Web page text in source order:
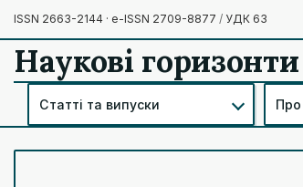
ISSN 2663-2144 · e-ISSN 2709-8877 / УДК 63
Наукові горизонти
Статті та випуски